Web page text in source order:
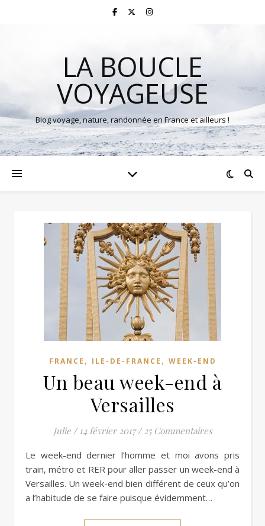
LA BOUCLE
VOYAGEUSE
Blog voyage, nature, randonnée en France et ailleurs !
FRANCE , ILE-DE-FRANCE , WEEK-END
Un beau week-end à
Versailles
Julie / 14 février 2017 / 25 Commentaires
Le week-end dernier l’homme et moi avons pris
train, métro et RER pour aller passer un week-end à
Versailles. Un week-end bien différent de ceux qu’on
a l’habitude de se faire puisque évidemment…